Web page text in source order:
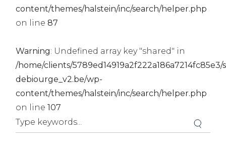
content/themes/halstein/inc/search/helper.php
on line87
Warning: Undefined array key "shared" in
/home/clients/
debiourge_v2.be/wp-
content/themes/halstein/inc/search/helper.php
on line107